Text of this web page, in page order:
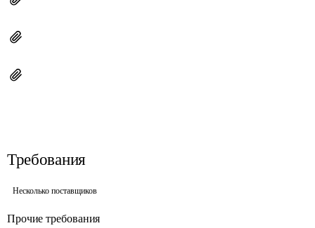
Требования
Несколько поставщиков
Прочие требования